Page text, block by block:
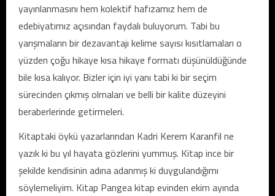
yayınlanmasını hem kolektif hafızamız hem de
edebiyatımız açısından faydalı buluyorum. Tabi bu
yarışmaların bir dezavantajı kelime sayısı kısıtlamaları o
yüzden çoğu hikaye kısa hikaye formatı düşünüldüğünde
bile kısa kalıyor. Bizler için iyi yanı tabi ki bir seçim
sürecinden çıkmış olmaları ve belli bir kalite düzeyini
beraberlerinde getirmeleri.
Kitaptaki öykü yazarlarından Kadri Kerem Karanfil ne
yazık ki bu yıl hayata gözlerini yummuş. Kitap ince bir
şekilde kendisinin adına adanmış ki duygulandığımı
söylemeliyim. Kitap Pangea kitap evinden ekim ayında